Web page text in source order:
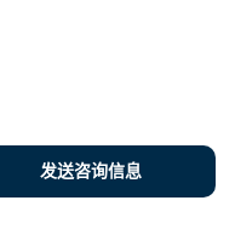
发送咨询信息